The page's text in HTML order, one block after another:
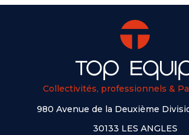
Collectivités, professionnels &
980 Avenue de la Deuxième
30133 LES ANGLES